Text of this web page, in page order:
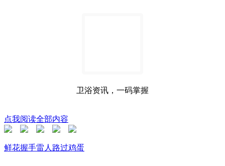
卫浴资讯，一码掌握
点我阅读全部内容
鲜花握手雷人 路过鸡蛋